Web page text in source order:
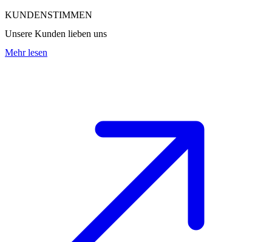
KUNDENSTIMMEN
Unsere Kunden lieben uns
Mehr lesen